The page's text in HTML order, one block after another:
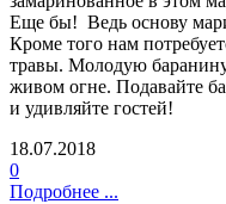
Еще бы! Ведь основу
Кроме того нам
травы. Молодую
живом огне. Подавайте
и удивляйте гостей!
18.07.2018
0
Подробнее ...